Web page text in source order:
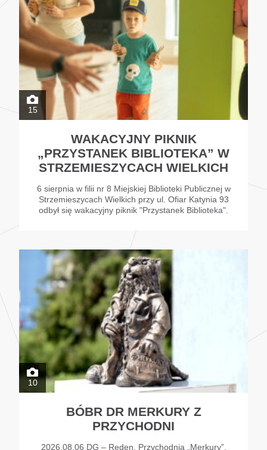
15
WAKACYJNY PIKNIK
„PRZYSTANEK BIBLIOTEKA” W
STRZEMIESZYCACH WIELKICH
6 sierpnia w filii nr 8 Miejskiej Biblioteki Publicznej w
Strzemieszycach Wielkich przy ul. Ofiar Katynia 93
odbył się wakacyjny piknik "Przystanek Biblioteka".
10
BÓBR DR MERKURY Z
PRZYCHODNI
2026.08.06 DG – Reden. Przychodnia „Merkury”.